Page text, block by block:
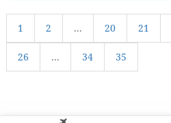
«
1 2 ... 20 21
26 ... 34 35